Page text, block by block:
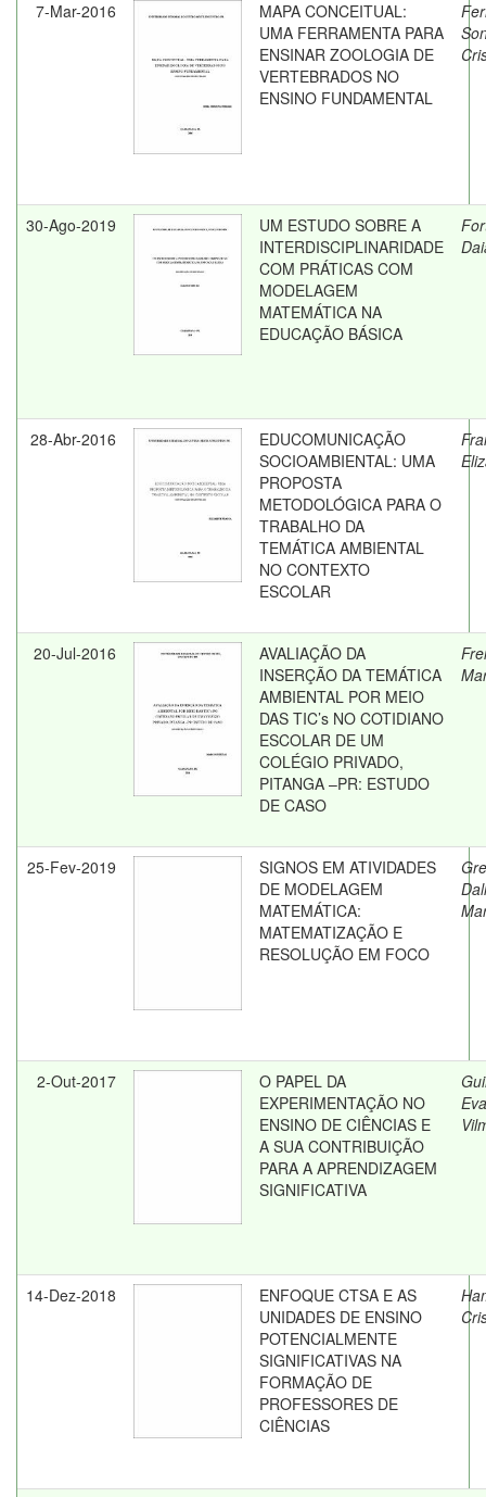
7-Mar-2016
MAPA CONCEITUAL:
UMA FERRAMENTA PARA
ENSINAR ZOOLOGIA DE
VERTEBRADOS NO
ENSINO FUNDAMENTAL
30-Ago-2019
UM ESTUDO SOBRE A
INTERDISCIPLINARIDADE
COM PRÁTICAS COM
MODELAGEM
MATEMÁTICA NA
EDUCAÇÃO BÁSICA
28-Abr-2016
EDUCOMUNICAÇÃO
SOCIOAMBIENTAL: UMA
PROPOSTA
METODOLÓGICA PARA O
TRABALHO DA
TEMÁTICA AMBIENTAL
NO CONTEXTO
ESCOLAR
20-Jul-2016
AVALIAÇÃO DA
INSERÇÃO DA TEMÁTICA
AMBIENTAL POR MEIO
DAS TIC’s NO COTIDIANO
ESCOLAR DE UM
COLÉGIO PRIVADO,
PITANGA –PR: ESTUDO
DE CASO
25-Fev-2019
SIGNOS EM ATIVIDADES
DE MODELAGEM
MATEMÁTICA:
MATEMATIZAÇÃO E
RESOLUÇÃO EM FOCO
2-Out-2017
O PAPEL DA
EXPERIMENTAÇÃO NO
ENSINO DE CIÊNCIAS E
A SUA CONTRIBUIÇÃO
PARA A APRENDIZAGEM
SIGNIFICATIVA
14-Dez-2018
ENFOQUE CTSA E AS
UNIDADES DE ENSINO
POTENCIALMENTE
SIGNIFICATIVAS NA
FORMAÇÃO DE
PROFESSORES DE
CIÊNCIAS